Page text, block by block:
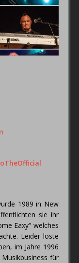
Elfenthron von
1989 in New
sie ihr
Eaxy“ welches
Leider löste
im Jahre 1996
für